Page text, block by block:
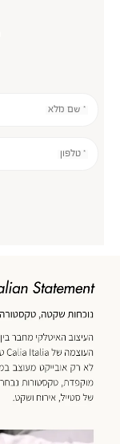
* שם מלא
* טלפון
טכנולוגיה